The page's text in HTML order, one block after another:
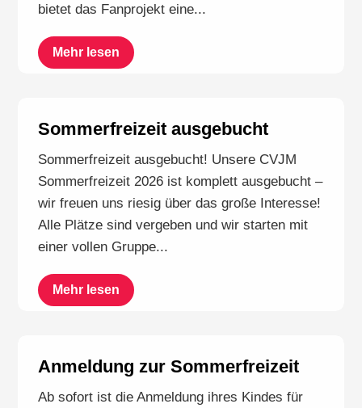
bietet das Fanprojekt eine...
Mehr lesen
Sommerfreizeit ausgebucht
Sommerfreizeit ausgebucht! Unsere CVJM
Sommerfreizeit 2026 ist komplett ausgebucht –
wir freuen uns riesig über das große Interesse!
Alle Plätze sind vergeben und wir starten mit
einer vollen Gruppe...
Mehr lesen
Anmeldung zur Sommerfreizeit
Ab sofort ist die Anmeldung ihres Kindes für